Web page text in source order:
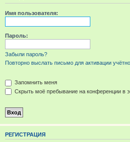
Имя пользователя:
Пароль:
Забыли пароль?
Повторно выслать письмо для активации
Запомнить меня
Скрыть моё пребывание на конференции в
РЕГИСТРАЦИЯ